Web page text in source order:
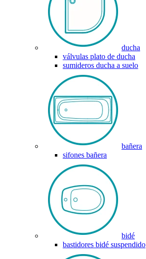
ducha
válvulas plato de ducha
sumideros ducha a suelo
bañera
sifones bañera
bidé
bastidores bidé suspendido